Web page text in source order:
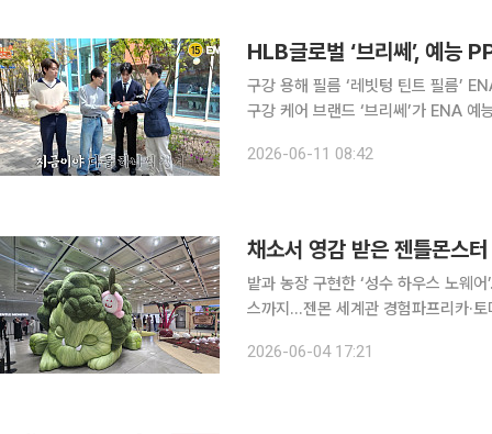
HLB글로벌 ‘브리쎄’, 예능
구강 용해 필름 ‘레빗텅 틴트 필름’ ENA 예
구강 케어 브랜드 ‘브리쎄’가 ENA 예
예능 프로그램 ‘아이돌 파견근무’에
2026-06-11 08:42
밭과 농장 구현한 ‘성수 하우스 노웨
스까지...젠몬 세계관 경험파프리카·
감을 젠틀몬스터만의 해석으로 풀어
2026-06-04 17:21